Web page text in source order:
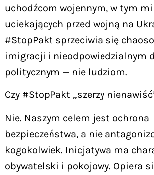
uchodźcom wojennym, w tym
uciekających przed wojną na
#StopPakt sprzeciwia się
imigracji i nieodpowiedzialnym
politycznym — nie ludziom.
Czy #StopPakt „szerzy
Nie. Naszym celem jest ochrona
bezpieczeństwa, a nie
kogokolwiek. Inicjatywa ma
obywatelski i pokojowy. Opiera